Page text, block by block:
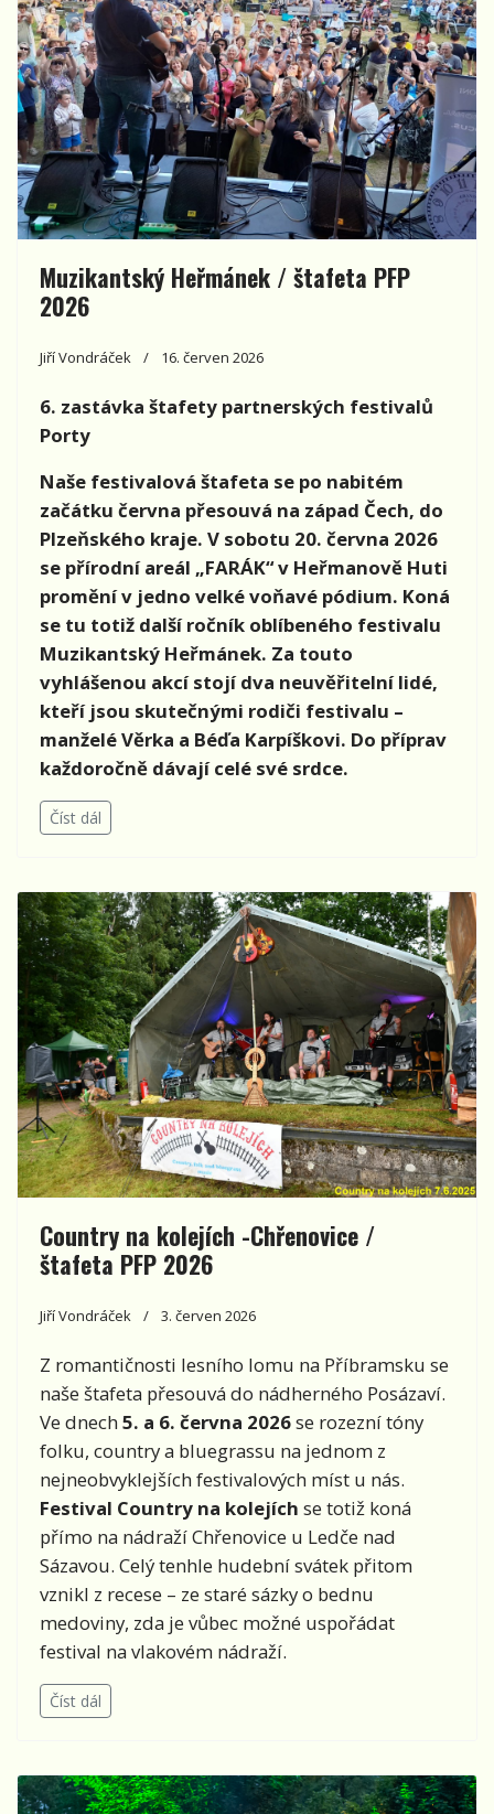
Muzikantský Heřmánek / štafeta PFP
2026
Jiří Vondráček 16. červen 2026
6. zastávka štafety partnerských festivalů
Porty
Naše festivalová štafeta se po nabitém
začátku června přesouvá na západ Čech, do
Plzeňského kraje. V sobotu 20. června 2026
se přírodní areál „FARÁK“ v Heřmanově Huti
promění v jedno velké voňavé pódium. Koná
se tu totiž další ročník oblíbeného festivalu
Muzikantský Heřmánek. Za touto
vyhlášenou akcí stojí dva neuvěřitelní lidé,
kteří jsou skutečnými rodiči festivalu –
manželé Věrka a Béďa Karpíškovi. Do příprav
každoročně dávají celé své srdce.
Číst dál
Country na kolejích -Chřenovice /
štafeta PFP 2026
Jiří Vondráček 3. červen 2026
Z romantičnosti lesního lomu na Příbramsku se
naše štafeta přesouvá do nádherného Posázaví.
Ve dnech5. a 6. června 2026se rozezní tóny
folku, country a bluegrassu na jednom z
nejneobvyklejších festivalových míst u nás.
Festival Country na kolejích se totiž koná
přímo na nádraží Chřenovice u Ledče nad
Sázavou. Celý tenhle hudební svátek přitom
vznikl z recese – ze staré sázky o bednu
medoviny, zda je vůbec možné uspořádat
festival na vlakovém nádraží.
Číst dál